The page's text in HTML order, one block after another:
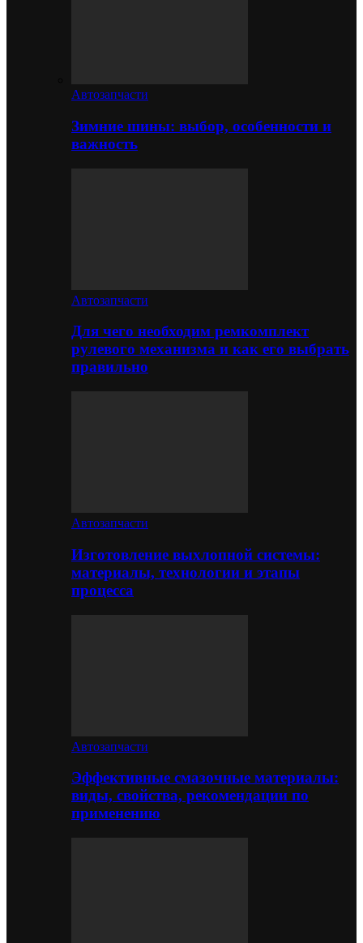
Автозапчасти
Зимние шины: выбор, особенности и
важность
Автозапчасти
Для чего необходим ремкомплект
рулевого механизма и как его выбрать
правильно
Автозапчасти
Изготовление выхлопной системы:
материалы, технологии и этапы
процесса
Автозапчасти
Эффективные смазочные материалы:
виды, свойства, рекомендации по
применению